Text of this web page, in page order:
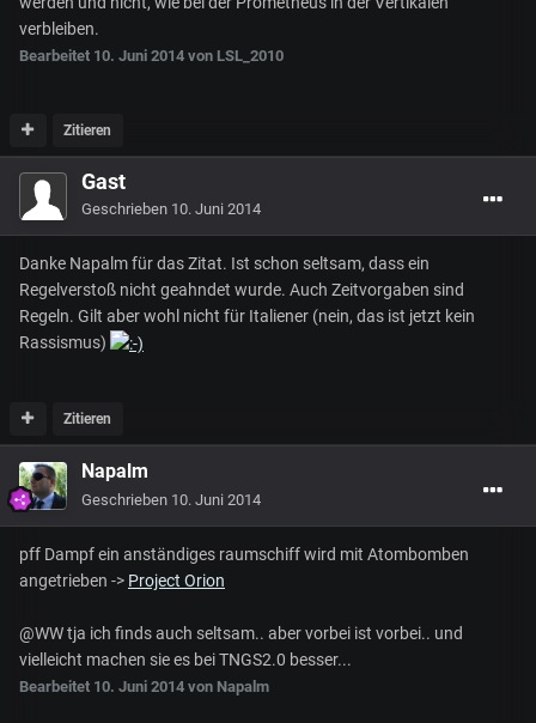
verbleiben.
Bearbeitet 10. Juni 2014 von LSL_2010
Zitieren
Gast
Geschrieben 10. Juni 2014
Danke Napalm für das Zitat. Ist schon seltsam, dass ein
Regelverstoß nicht geahndet wurde. Auch Zeitvorgaben sind
Regeln. Gilt aber wohl nicht für Italiener (nein, das ist jetzt kein
Rassismus)
Zitieren
Napalm
Geschrieben 10. Juni 2014
pff Dampf ein anständiges raumschiff wird mit Atombomben
angetrieben -> Project Orion
@WW tja ich finds auch seltsam.. aber vorbei ist vorbei.. und
vielleicht machen sie es bei TNGS2.0 besser...
Bearbeitet 10. Juni 2014 von Napalm